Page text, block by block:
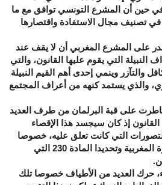
في حين أن المشرع التونسي توافق مع ما
تصنيف مجال الاستفادة واقتصارها
على المشرع المغربي أن لا يقف عند
النبيلة التي يقوم عليها القانون، والتي
والتآزر وينمي إحدى أهم القيم النبيلة
والذي يستمد كنهه من أعراف المجتمع
على قبة البرلمان من طرف العديد
إذ كان سيجسد هذا الإقصاء
التي كانت تعلق عليه، خصوصا
إذا ما عدنا إلى مدونة الأسرة المغربية وتحديدا المادة 230 التي
حرك العديد من الأطياف خصوصا تلك